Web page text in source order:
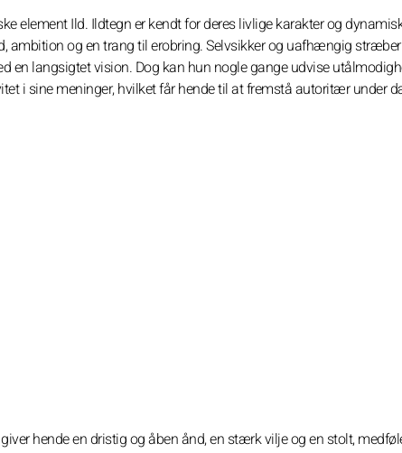
element Ild. Ildtegn er kendt for deres livlige karakter og
ambition og en trang til erobring. Selvsikker og uafhængig
en langsigtet vision. Dog kan hun nogle gange udvise
i sine meninger, hvilket får hende til at fremstå autoritær under
hende en dristig og åben ånd, en stærk vilje og en stolt,